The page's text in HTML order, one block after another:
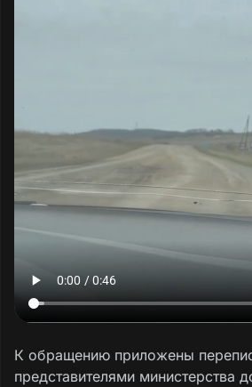
К обращению приложены
представителями министерства